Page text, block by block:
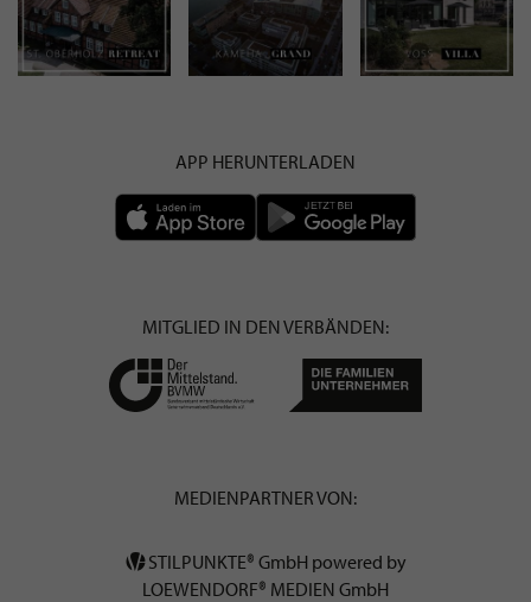
APP HERUNTERLADEN
MITGLIED IN DEN VERBÄNDEN:
MEDIENPARTNER VON:
STILPUNKTE® GmbH powered by
LOEWENDORF® MEDIEN GmbH